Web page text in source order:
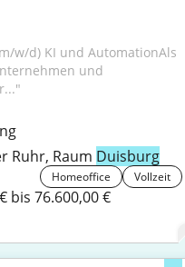
w/d) KI und AutomationAls
und
Ruhr, Raum Duisburg
Homeoffice Vollzeit
bis 76.600,00 €